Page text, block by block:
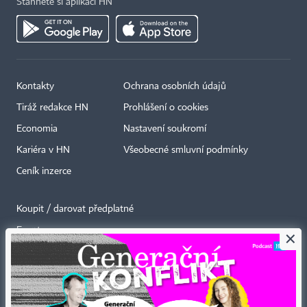
Stáhněte si aplikaci HN
Kontakty
Tiráž redakce HN
Economia
Kariéra v HN
Ceník inzerce
Ochrana osobních údajů
Prohlášení o cookies
Nastavení soukromí
Všeobecné smluvní podmínky
Koupit / darovat předplatné
Eventy
Newslettery
RSS kanály
×